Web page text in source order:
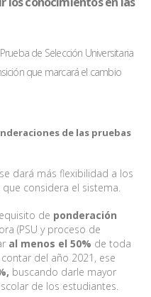
de Selección Universitaria
que marcará el cambio
de las pruebas
dará más flexibilidad a los
considera el sistema.
de ponderación
(PSU y proceso de
al menos el 50% de toda
del año 2021, ese
buscando darle mayor
de los estudiantes.